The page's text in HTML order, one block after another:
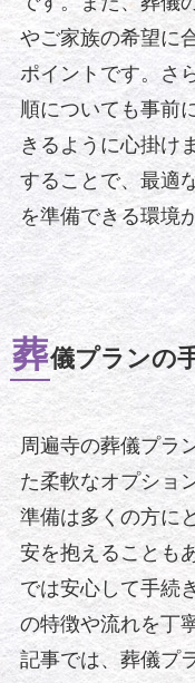
やご家族の希望に
ポイントです。さ
順についても事前
きるように心掛け
することで、最適
を準備できる環境
葬儀プランの
周遍寺の葬儀プラ
た柔軟なオプショ
準備は多くの方に
安を抱えることも
では安心して手続
の特徴や流れを丁
記事では、葬儀プ